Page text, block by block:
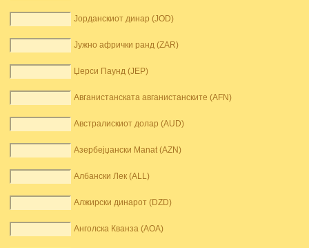
Јорданскиот динар (JOD)
Јужно афрички ранд (ZAR)
Џерси Паунд (JEP)
Авганистанската авганистанските (AFN)
Австралискиот долар (AUD)
Азербејџански Manat (AZN)
Албански Лек (ALL)
Алжирски динарот (DZD)
Анголска Кванза (AOA)